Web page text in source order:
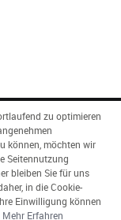
zu optimieren
können, möchten wir
Seitennutzung
bleiben Sie für uns
in die Cookie-
Einwilligung können
Mehr Erfahren